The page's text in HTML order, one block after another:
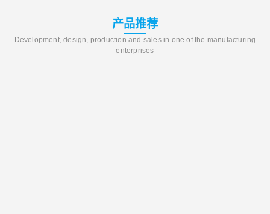
产品推荐
Development, design, production and sales in one of the manufacturing
enterprises